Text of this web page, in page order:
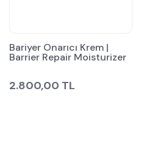
Bariyer Onarıcı Krem |
Barrier Repair Moisturizer
2.800,00 TL